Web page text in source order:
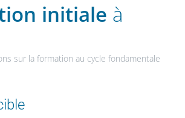
initiale à
sur la formation au cycle fondamentale